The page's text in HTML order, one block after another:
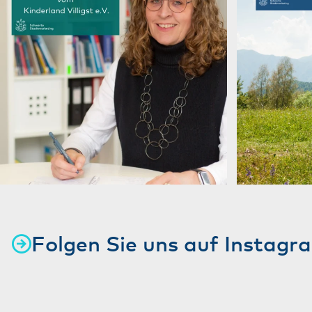
Folgen Sie uns auf